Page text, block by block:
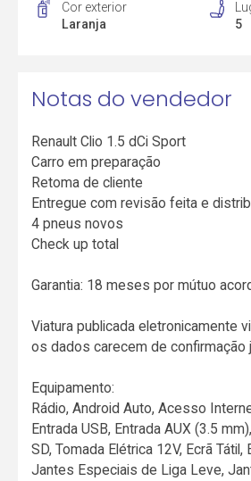
Cor exterior
Laranja
5
Notas do vendedor
Renault Clio 1.5 dCi Sport
Carro em preparação
Retoma de cliente
Entregue com revisão feita e
4 pneus novos
Check up total
Garantia: 18 meses por mútuo
Viatura publicada eletronicamente
os dados carecem de confirmação
Equipamento:
Rádio, Android Auto, Acesso
Entrada USB, Entrada AUX (3.5
SD, Tomada Elétrica 12V, Ecrã
Jantes Especiais de Liga Leve,